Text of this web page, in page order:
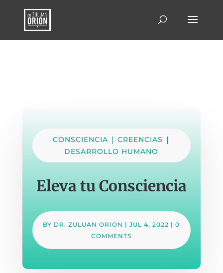
CONSCIENCIA |CREENCIAS |
DESARROLLO HUMANO
Eleva tu Consciencia
BY DR. ZULUAN ORION |JUL 4, 2022 |0
COMMENTS